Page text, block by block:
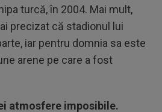
turcă, în 2004. Mai mult,
precizat că stadionul lui
iar pentru domnia sa este
arene pe care a fost
atmosfere imposibile.